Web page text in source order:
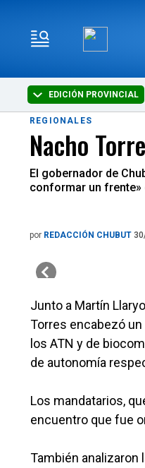
EDICIÓN PROVINCIAL
REGIONALES
Nacho
El gobernador de
conformar un frente»
por REDACCIÓN CHUBUT
Junto a Martín
Torres encabezó
los ATN y de
de autonomía
Los mandatarios,
encuentro que fue
También